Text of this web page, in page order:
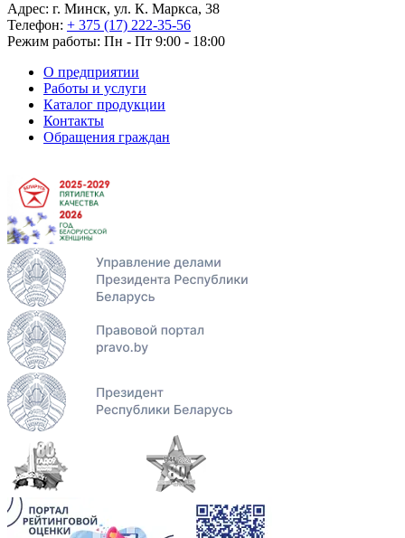
Адрес: г. Минск, ул. К. Маркса, 38
Телефон: + 375 (17) 222-35-56
Режим работы: Пн - Пт 9:00 - 18:00
О предприятии
Работы и услуги
Каталог продукции
Контакты
Обращения граждан